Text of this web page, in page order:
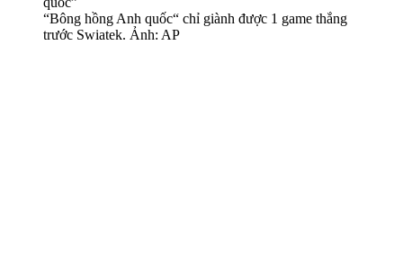
“Bông hồng Anh quốc“ chỉ giành được 1 game thắng
trước Swiatek. Ảnh: AP